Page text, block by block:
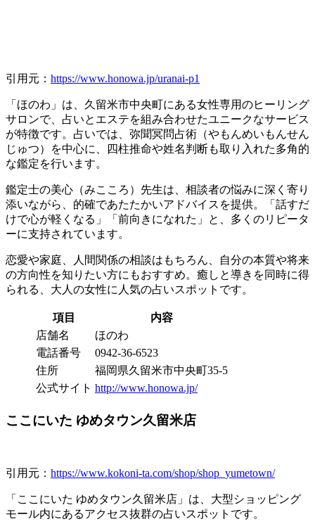
引用元： https://www.honowa.jp/uranai-p1
「ほのわ」は、久留米市中央町にある女性専用のヒーリング
サロンで、占いとエステを組み合わせたユニークなサービス
が特徴です。占いでは、弥聞冥問占術（やもんめいもんせん
じゅつ）を中心に、四柱推命や姓名判断も取り入れた多角的
な鑑定を行います。
鑑定士の美心（みこころ）先生は、相談者の悩みに深く寄り
添いながら、的確であたたかいアドバイスを提供。「話すだ
けで心が軽くなる」「前向きになれた」と、多くのリピータ
ーに支持されています。
恋愛や家庭、人間関係の相談はもちろん、自分の本質や将来
の方向性を知りたい方にもおすすめ。癒しと導きを同時に得
られる、大人の女性に人気の占いスポットです。
項目
内容
店舗名
ほのわ
電話番号
0942-36-6523
住所
福岡県久留米市中央町35-5
公式サイト http://www.honowa.jp/
ここにいた ゆめタウン久留米店
引用元： https://www.kokoni-ta.com/shop/shop_yumetown/
「ここにいた ゆめタウン久留米店」は、大型ショッピング
モール内にあるアクセス抜群の占いスポットです。